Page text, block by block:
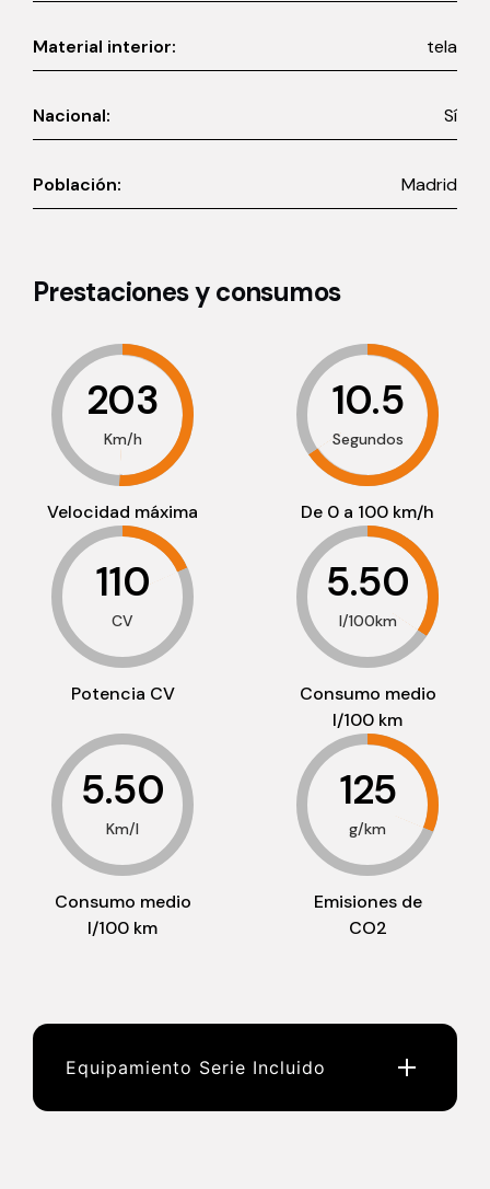
Material interior: tela
Nacional: Sí
Población: Madrid
Prestaciones y consumos
203
Km/h
Velocidad máxima
10.5
Segundos
De 0 a 100 km/h
110
CV
Potencia CV
5.50
l/100km
Consumo medio
l/100 km
5.50
Km/l
Consumo medio
l/100 km
125
g/km
Emisiones de
CO2
Equipamiento Serie Incluido